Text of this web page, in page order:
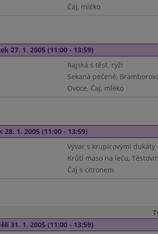
Čaj, mléko
27. 1. 2005 (11:00 - 13:59)
Rajská s těst. rýží
Sekaná pečeně,
Ovoce, Čaj, mléko
28. 1. 2005 (11:00 - 13:59)
Vývar s krupicovými dukáty
Krůtí maso na leču,
Čaj s citronem
31. 1. 2005 (11:00 - 13:59)